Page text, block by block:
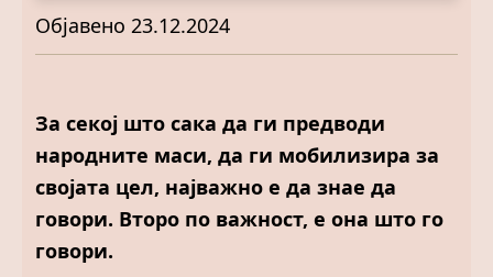
Објавено 23.12.2024
За секој што сака да ги предводи
народните маси, да ги мобилизира за
својата цел, најважно е да знае да
говори. Второ по важност, е она што го
говори.